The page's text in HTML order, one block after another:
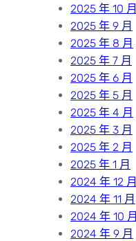
2025 年 10 月
2025 年 9 月
2025 年 8 月
2025 年 7 月
2025 年 6 月
2025 年 5 月
2025 年 4 月
2025 年 3 月
2025 年 2 月
2025 年 1 月
2024 年 12 月
2024 年 11 月
2024 年 10 月
2024 年 9 月